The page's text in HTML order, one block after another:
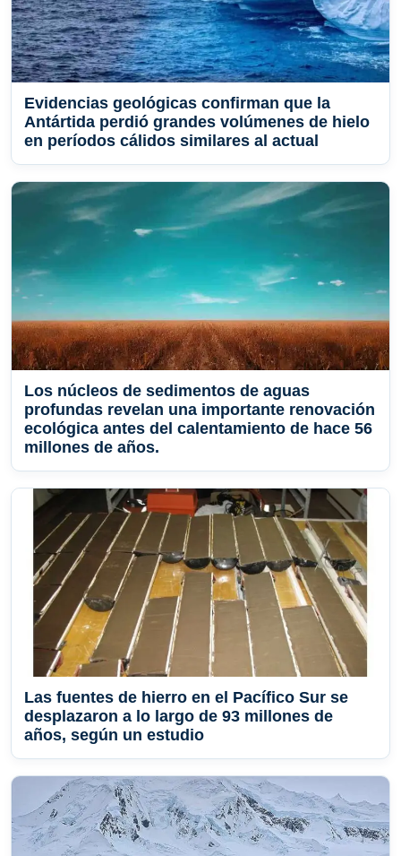
Evidencias geológicas confirman que la
Antártida perdió grandes volúmenes de hielo
en períodos cálidos similares al actual
Los núcleos de sedimentos de aguas
profundas revelan una importante renovación
ecológica antes del calentamiento de hace 56
millones de años.
Las fuentes de hierro en el Pacífico Sur se
desplazaron a lo largo de 93 millones de
años, según un estudio